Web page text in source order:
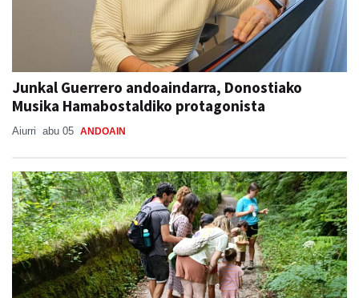
Junkal Guerrero andoaindarra, Donostiako
Musika Hamabostaldiko protagonista
Aiurri abu 05 ANDOAIN